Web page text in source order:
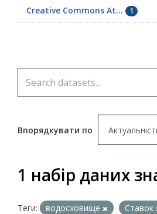
Creative Commons At... 1
Впорядкувати по
1 набір даних
Теги: водосховище Ставок